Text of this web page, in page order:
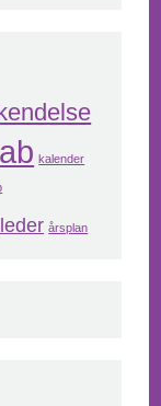
kalender
årsplan